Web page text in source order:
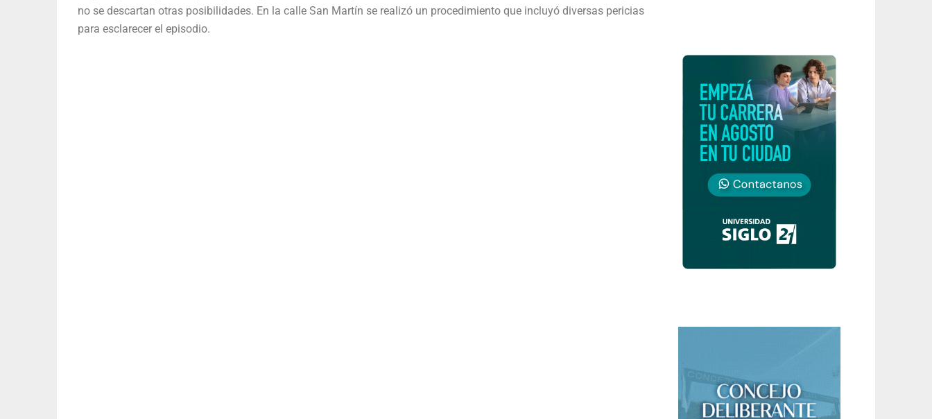
no se descartan otras posibilidades. En la calle San Martín se realizó un procedimiento que incluyó diversas pericias
para esclarecer el episodio.